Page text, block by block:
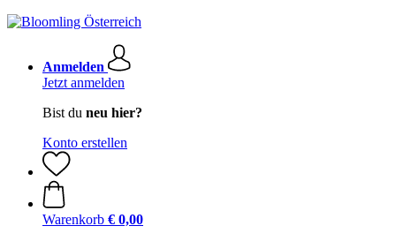
Anmelden
Jetzt anmelden
Bist du neu hier?
Konto erstellen
Warenkorb € 0,00